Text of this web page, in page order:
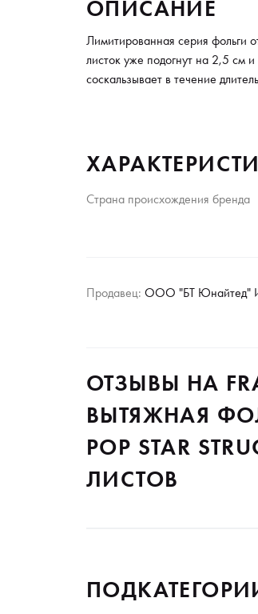
ОПИСАНИЕ
Лимитированная серия фольги
листок уже подогнут на 2,5 см
соскальзывает в течение
Страна происхождения бренда
Продавец: ООО "БТ Юнайтед"
ОТЗЫВЫ НА
ВЫТЯЖНАЯ
POP STAR
ЛИСТОВ